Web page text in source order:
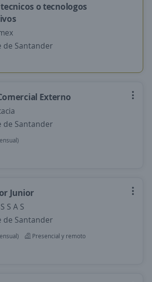
o tecnologos
de Santander
Externo
de Santander
Junior
S A S
de Santander
Presencial y remoto